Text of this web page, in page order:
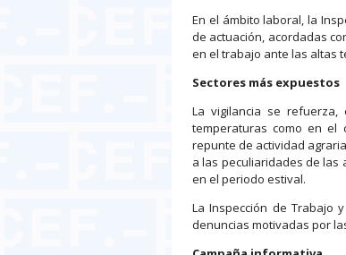
En el ámbito laboral, la
de actuación, acordadas
en el trabajo ante las altas
Sectores más expuestos
La vigilancia se
temperaturas como en el
repunte de actividad
a las peculiaridades de
en el periodo estival.
La Inspección de Trabajo
denuncias motivadas por